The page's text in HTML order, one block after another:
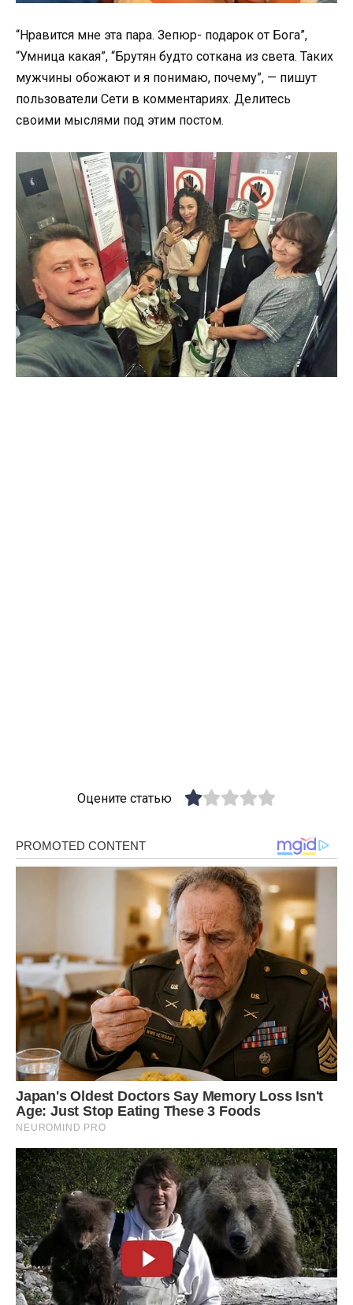
“Нравится мне эта пара. Зепюр- подарок от Бога”,
“Умница какая”, “Брутян будто соткана из света. Таких
мужчины обожают и я понимаю, почему”, — пишут
пользователи Сети в комментариях. Делитесь
своими мыслями под этим постом.
Оцените статью